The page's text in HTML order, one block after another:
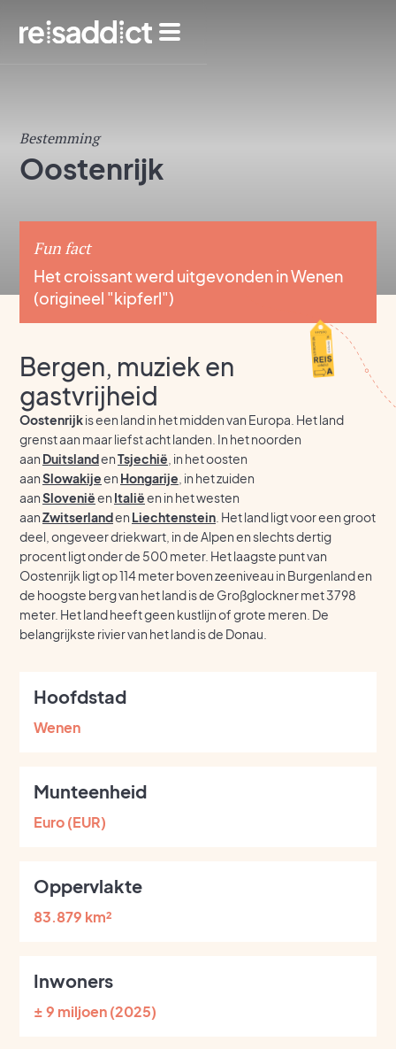
Bestemming
Oostenrijk
Fun fact
Het croissant werd uitgevonden in Wenen
(origineel "kipferl")
Bergen, muziek en
gastvrijheid
Oostenrijkis een land in het midden van Europa. Het land
grenst aan maar liefst acht landen. In het noorden
aan DuitslandenTsjechië , in het oosten
aanSlowakijeen Hongarije , in het zuiden
aanSloveniëen Italiëen in het westen
aanZwitserlanden Liechtenstein . Het land ligt voor een groot
deel, ongeveer driekwart, in de Alpen en slechts dertig
procent ligt onder de 500 meter. Het laagste punt van
Oostenrijk ligt op 114 meter boven zeeniveau in Burgenland en
de hoogste berg van het land is de Großglockner met 3798
meter. Het land heeft geen kustlijn of grote meren. De
belangrijkste rivier van het land is de Donau.
Hoofdstad
Wenen
Munteenheid
Euro (EUR)
Oppervlakte
83.879 km²
Inwoners
± 9 miljoen (2025)